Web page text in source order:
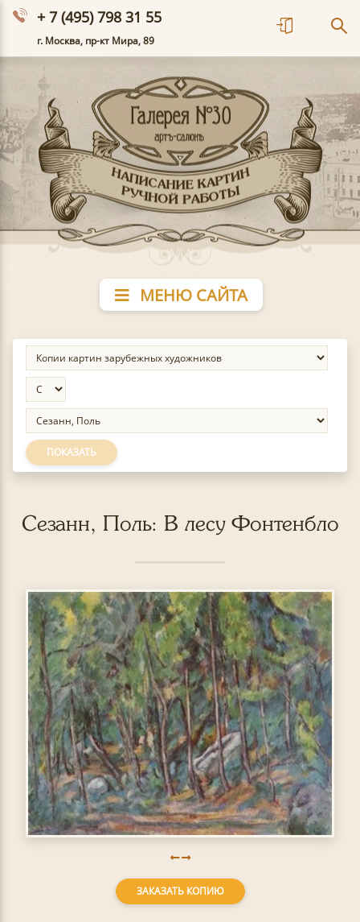
+ 7 (495) 798 31 55
г. Москва, пр-кт Мира, 89
МЕНЮ САЙТА
ПОКАЗАТЬ
Сезанн, Поль: В лесу Фонтенбло
ЗАКАЗАТЬ КОПИЮ